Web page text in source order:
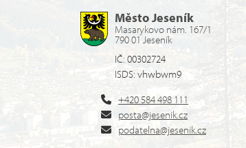
Město Jeseník
Masarykovo nám. 167/1
790 01 Jeseník
IČ: 00302724
ISDS: vhwbwm9
+420 584 498 111
posta@jesenik.cz
podatelna@jesenik.cz